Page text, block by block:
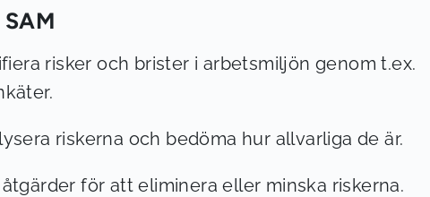
risker och brister i arbetsmiljön genom t.ex.
riskerna och bedöma hur allvarliga de är.
för att eliminera eller minska riskerna.